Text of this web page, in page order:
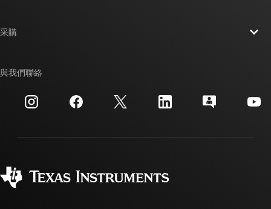
投資人關系
製造
交互參考搜索
客戶支援中心
myTI 帳戶常見問題解答
采購
訂購 FAQ
與我們聯絡